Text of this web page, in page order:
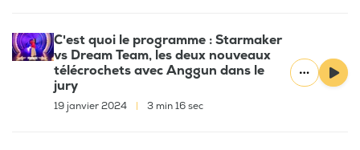
C'est quoi le programme : Starmaker
vs Dream Team, les deux nouveaux
télécrochets avec Anggun dans le
jury
19 janvier 2024 3 min 16 sec